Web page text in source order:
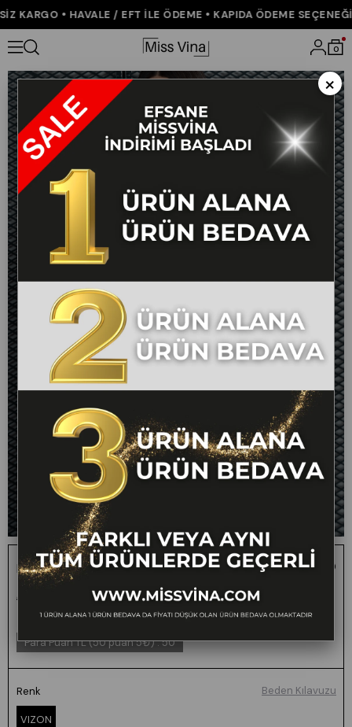
KARGO • HAVALE / EFT İLE ÖDEME • KAPIDA ÖDEME SEÇENEĞİ
0
Anasayfa YENİ GELENLER Keten Oversize Gömlek 70039
Keten Oversize Gömlek 70039
₺1.699,99 ₺550,00 68
1 ALANA 1 BEDAVA -
FARKLI VEYA AYNI TÜM
ÜRÜNLERDE GEÇERLİ
Para Puan TL (50 puan 5₺):50
Renk
VIZON
Beden Kılavuzu
×